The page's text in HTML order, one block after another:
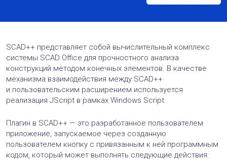
SCAD++ представляет собой вычислительный комплекс
системы SCAD Office для прочностного анализа
конструкций методом конечных элементов. В качестве
механизма взаимодействия между SCAD++
и пользовательским расширением используется
реализация JScript в рамках Windows Script.
Плагин в SCAD++ — это разработанное пользователем
приложение, запускаемое через созданную
пользователем кнопку с привязанным к ней программным
кодом, который может выполнять следующие действия: